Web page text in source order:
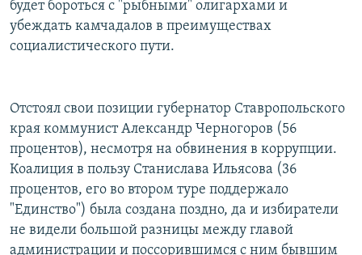
будет бороться с "рыбными" олигархами и
убеждать камчадалов в преимуществах
социалистического пути.
Отстоял свои позиции губернатор Ставропольского
края коммунист Александр Черногоров (56
процентов), несмотря на обвинения в коррупции.
Коалиция в пользу Станислава Ильясова (36
процентов, его во втором туре поддержало
"Единство") была создана поздно, да и избиратели
не видели большой разницы между главой
администрации и поссорившимся с ним бывшим